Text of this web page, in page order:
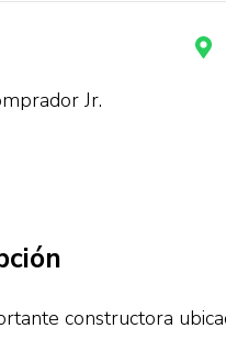
Jr.
constructora